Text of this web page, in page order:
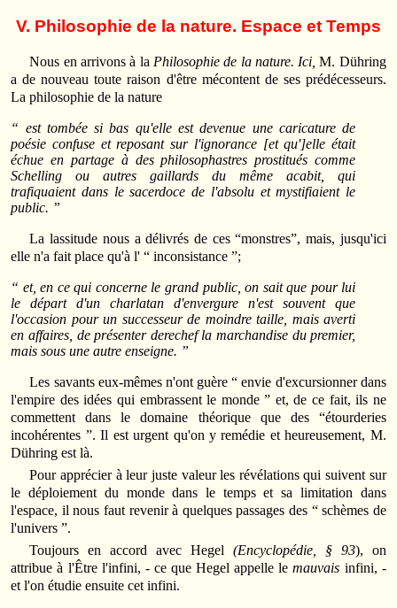
V. Philosophie de la nature. Espace et Temps
Nous en arrivons à la Philosophie de la nature. Ici,M. Dühring
a de nouveau toute raison d'être mécontent de ses prédécesseurs.
La philosophie de la nature
“ est tombée si bas qu'elle est devenue une caricature de
poésie confuse et reposant sur l'ignorance [et qu']elle était
échue en partage à des philosophastres prostitués comme
Schelling ou autres gaillards du même acabit, qui
trafiquaient dans le sacerdoce de l'absolu et mystifiaient le
public. ”
La lassitude nous a délivrés de ces “monstres”, mais, jusqu'ici
elle n'a fait place qu'à l' “ inconsistance ”;
“ et, en ce qui concerne le grand public, on sait que pour lui
le départ d'un charlatan d'envergure n'est souvent que
l'occasion pour un successeur de moindre taille, mais averti
en affaires, de présenter derechef la marchandise du premier,
mais sous une autre enseigne. ”
Les savants eux-mêmes n'ont guère “ envie d'excursionner dans
l'empire des idées qui embrassent le monde ” et, de ce fait, ils ne
commettent dans le domaine théorique que des “étourderies
incohérentes ”. Il est urgent qu'on y remédie et heureusement, M.
Dühring est là.
Pour apprécier à leur juste valeur les révélations qui suivent sur
le déploiement du monde dans le temps et sa limitation dans
l'espace, il nous faut revenir à quelques passages des “ schèmes de
l'univers ”.
Toujours en accord avec Hegel (Encyclopédie, § 93), on
attribue à l'Être l'infini, - ce que Hegel appelle lemauvais infini, -
et l'on étudie ensuite cet infini.